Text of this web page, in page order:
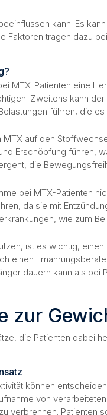
kann. Es
Faktoren tragen dazu
MTX-Patienten eine
Zweitens kann
führen, die
auf den
Erschöpfung
die
bei MTX-Patienten
da sie mit
wie zum
ist es wichtig,
einen
dauern kann als bei
zur
die Patienten dabei
können
von
verbrennen.